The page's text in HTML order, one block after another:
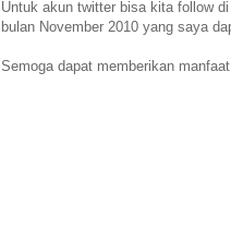
Untuk akun twitter bisa kita follow di
bulan November 2010 yang saya
Semoga dapat memberikan